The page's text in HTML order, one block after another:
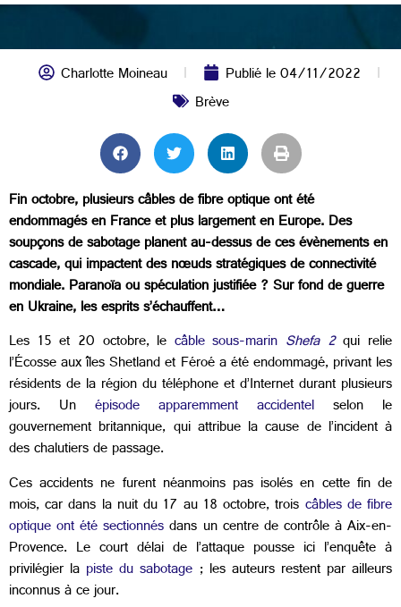
Charlotte Moineau Publié le04/11/2022
Brève
Fin octobre, plusieurs câbles de fibre optique ont été
endommagés en France et plus largement en Europe. Des
soupçons de sabotage planent au-dessus de ces évènements en
cascade, qui impactent des nœuds stratégiques de connectivité
mondiale. Paranoïa ou spéculation justifiée ? Sur fond de guerre
en Ukraine, les esprits s’échauffent…
Les 15 et 20 octobre, le câble sous-marin Shefa 2qui relie
l’Écosse aux îles Shetland et Féroé a été endommagé, privant les
résidents de la région du téléphone et d’Internet durant plusieurs
jours. Un épisode apparemment accidentel selon le
gouvernement britannique, qui attribue la cause de l’incident à
des chalutiers de passage.
Ces accidents ne furent néanmoins pas isolés en cette fin de
mois, car dans la nuit du 17 au 18 octobre, trois câbles de fibre
optique ont été sectionnésdans un centre de contrôle à Aix-en-
Provence. Le court délai de l’attaque pousse ici l’enquête à
privilégier la piste du sabotage ; les auteurs restent par ailleurs
inconnus à ce jour.